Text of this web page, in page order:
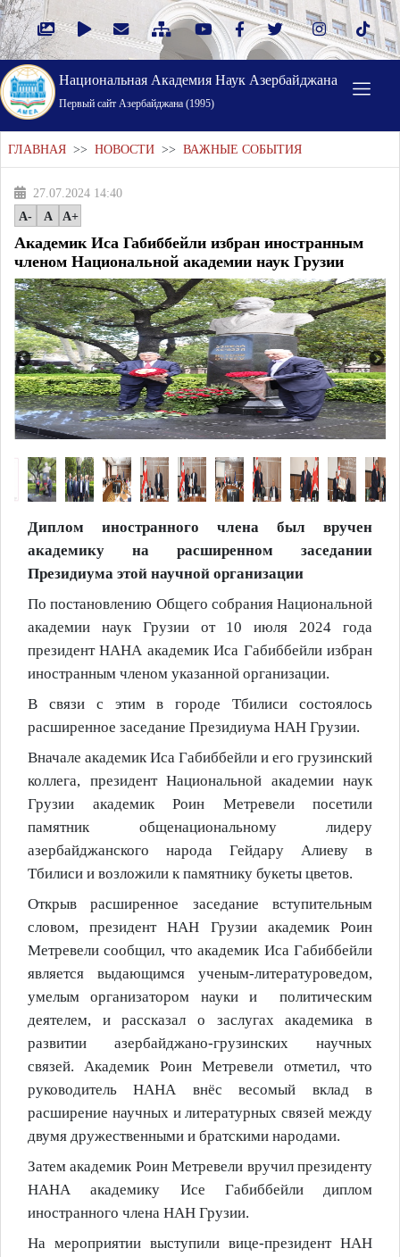
Национальная Академия Наук Азербайджана
Первый cайт Азербайджана (1995)
ГЛАВНАЯ >> НОВОСТИ >> ВАЖНЫЕ СОБЫТИЯ
27.07.2024 14:40
A-
A A+
Академик Иса Габиббейли избран иностранным
членом Национальной академии наук Грузии
Диплом иностранного члена был вручен
академику на расширенном заседании
Президиума этой научной организации
По постановлению Общего собрания Национальной
академии наук Грузии от 10 июля 2024 года
президент НАНА академик Иса Габиббейли избран
иностранным членом указанной организации.
В связи с этим в городе Тбилиси состоялось
расширенное заседание Президиума НАН Грузии.
Вначале академик Иса Габиббейли и его грузинский
коллега, президент Национальной академии наук
Грузии академик Роин Метревели посетили
памятник общенациональному лидеру
азербайджанского народа Гейдару Алиеву в
Тбилиси и возложили к памятнику букеты цветов.
Открыв расширенное заседание вступительным
словом, президент НАН Грузии академик Роин
Метревели сообщил, что академик Иса Габиббейли
является выдающимся ученым-литературоведом,
умелым организатором науки и политическим
деятелем, и рассказал о заслугах академика в
развитии азербайджано-грузинских научных
связей. Академик Роин Метревели отметил, что
руководитель НАНА внёс весомый вклад в
расширение научных и литературных связей между
двумя дружественными и братскими народами.
Затем академик Роин Метревели вручил президенту
НАНА академику Исе Габиббейли диплом
иностранного члена НАН Грузии.
На мероприятии выступили вице-президент НАН